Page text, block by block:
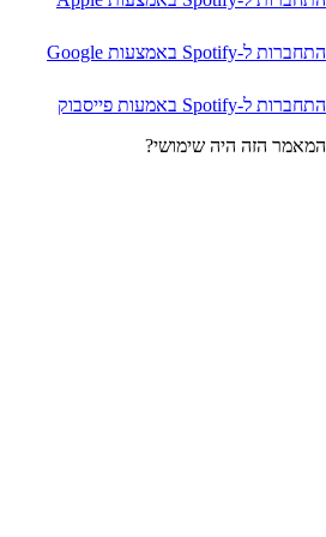
התחברות ל-Spotify באמצעות Google
התחברות ל-Spotify באמעות פייסבוק
המאמר הזה היה שימושי?